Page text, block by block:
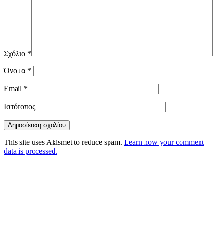
Σχόλιο *
Όνομα *
Email *
Ιστότοπος
This site uses Akismet to reduce spam. Learn how your comment
data is processed.